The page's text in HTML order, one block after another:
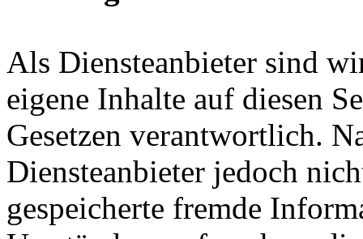
Als Diensteanbieter sind
eigene Inhalte auf diesen
Gesetzen verantwortlich.
Diensteanbieter jedoch
gespeicherte fremde